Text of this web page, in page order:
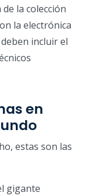
la colección
la electrónica
incluir el
en
estas son las
gigante